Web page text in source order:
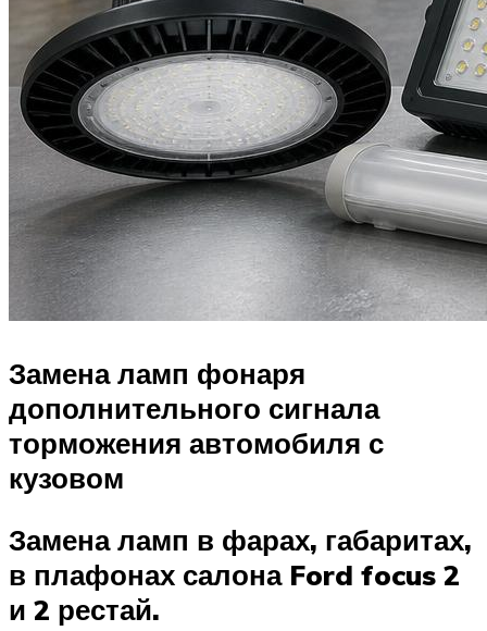
Замена ламп фонаря
дополнительного сигнала
торможения автомобиля с
кузовом
Замена ламп в фарах, габаритах,
в плафонах салона Ford focus 2
и 2 рестай.